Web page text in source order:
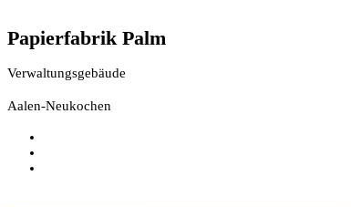
Papierfabrik Palm
Verwaltungsgebäude
Aalen-Neukochen